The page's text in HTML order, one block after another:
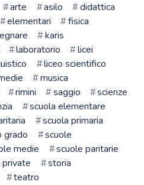
arte asilo
didattica
elementari
fisica
karis
laboratorio
licei
liceo scientifico
musica
rimini saggio
scienze
scuola elementare
scuola primaria
grado
scuole
medie
scuole paritarie
storia
teatro